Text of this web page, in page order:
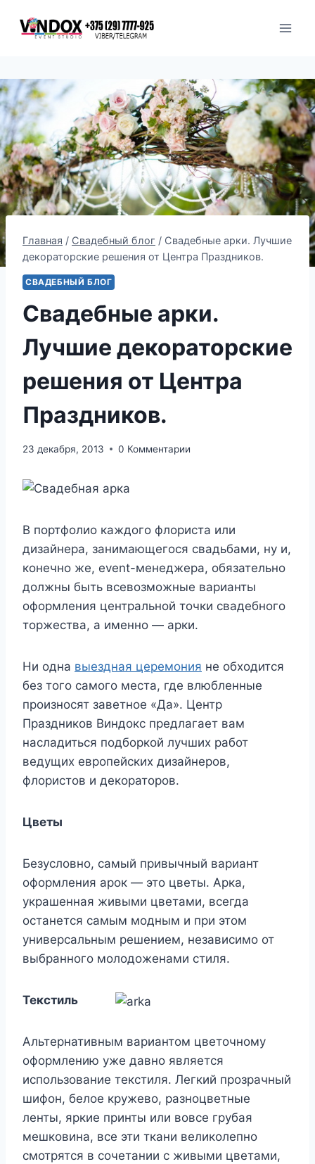
Главная / Свадебный блог / Свадебные арки. Лучшие
декораторские решения от Центра Праздников.
СВАДЕБНЫЙ БЛОГ
Свадебные арки.
Лучшие декораторские
решения от Центра
Праздников.
23 декабря, 2013 0 Комментарии
В портфолио каждого флориста или
дизайнера, занимающегося свадьбами, ну и,
конечно же, event-менеджера, обязательно
должны быть всевозможные варианты
оформления центральной точки свадебного
торжества, а именно — арки.
Ни одна выездная церемония не обходится
без того самого места, где влюбленные
произносят заветное «Да». Центр
Праздников Виндокс предлагает вам
насладиться подборкой лучших работ
ведущих европейских дизайнеров,
флористов и декораторов.
Цветы
Безусловно, самый привычный вариант
оформления арок — это цветы. Арка,
украшенная живыми цветами, всегда
останется самым модным и при этом
универсальным решением, независимо от
выбранного молодоженами стиля.
Текстиль
Альтернативным вариантом цветочному
оформлению уже давно является
использование текстиля. Легкий прозрачный
шифон, белое кружево, разноцветные
ленты, яркие принты или вовсе грубая
мешковина, все эти ткани великолепно
смотрятся в сочетании с живыми цветами,